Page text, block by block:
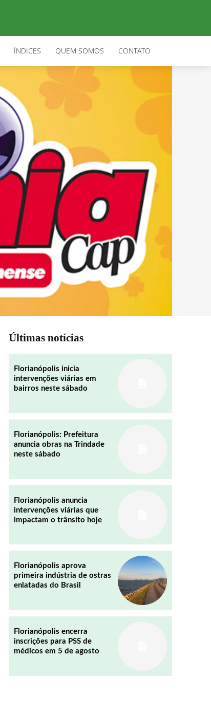
ÍNDICES QUEM SOMOS CONTATO
Últimas notícias
Florianópolis inicia
intervenções viárias em
bairros neste sábado
Florianópolis: Prefeitura
anuncia obras na Trindade
neste sábado
Florianópolis anuncia
intervenções viárias que
impactam o trânsito hoje
Florianópolis aprova
primeira indústria de ostras
enlatadas do Brasil
Florianópolis encerra
inscrições para PSS de
médicos em 5 de agosto